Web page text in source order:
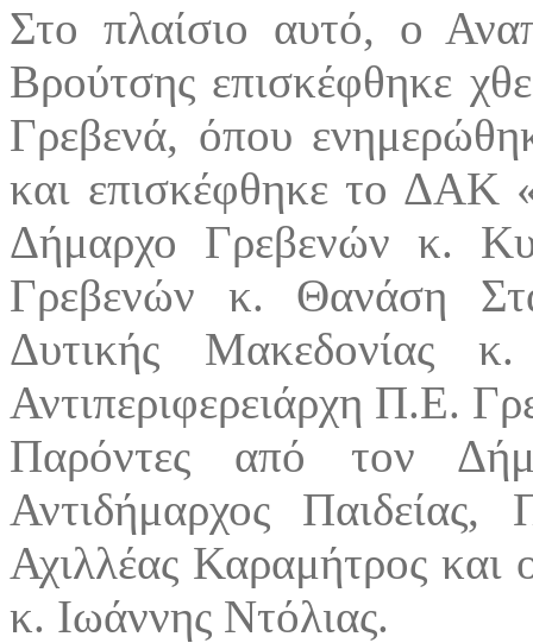
Στο πλαίσιο αυτό, ο
Βρούτσης επισκέφθηκε
Γρεβενά, όπου
και επισκέφθηκε το ΔΑΚ
Δήμαρχο Γρεβενών κ.
Γρεβενών κ. Θανάση
Δυτικής Μακεδονίας
Αντιπεριφερειάρχη Π.Ε.
Παρόντες από τον
Αντιδήμαρχος
Αχιλλέας Καραμήτρος και
κ. Ιωάννης Ντόλιας.